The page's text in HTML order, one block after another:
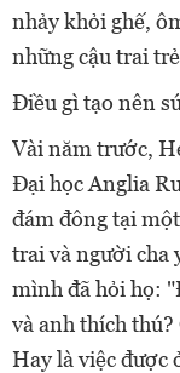
nhảy khỏi ghế,
những cậu trai
Điều gì tạo nên
Vài năm trước,
Đại học Anglia
đám đông tại
trai và người cha
mình đã hỏi họ:
và anh thích
Hay là việc được